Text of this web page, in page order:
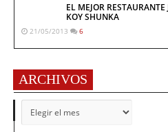
EL MEJOR
KOY SHUNKA
21/05/2013 6
ARCHIVOS
ARCHIVOS